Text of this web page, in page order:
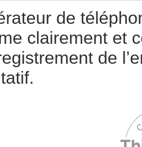
de
clairement et
de